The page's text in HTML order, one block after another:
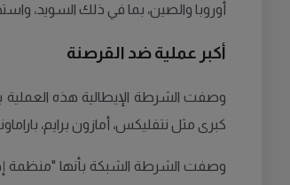
أوروبا والصين، بما في ذلك السويد، واستهدفت العملية أكثر من 100 مشتبه به في دول مثل
أكبر عملية ضد القرصنة
وصفت الشرطة الإيطالية هذه العملية
كبرى مثل نتفليكس، أمازون برايم،
وصفت الشرطة الشبكة بأنها "منظمة